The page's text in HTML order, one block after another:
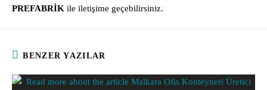
PREFABRİK ile iletişime geçebilirsiniz.
BENZER YAZILAR